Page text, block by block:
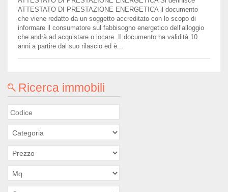
ATTESTATO DI PRESTAZIONE ENERGETICA il documento
che viene redatto da un soggetto accreditato con lo scopo di
informare il consumatore sul fabbisogno energetico dell’alloggio
che andrà ad acquistare o locare. Il documento ha validità 10
anni a partire dal suo rilascio ed è...
Ricerca immobili